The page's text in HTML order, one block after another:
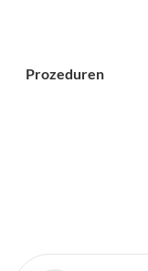
Prozeduren